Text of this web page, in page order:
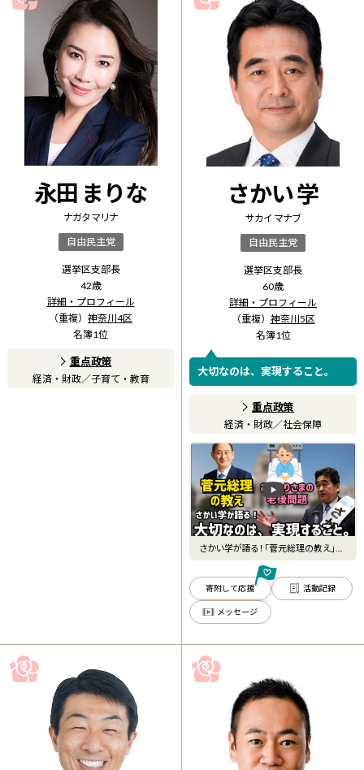
永田 まりな
ナガタ マリナ
自由民主党
選挙区支部長
42歳
詳細・プロフィール
（重複） 神奈川4区
名簿1位
重点政策
経済・財政／子育て・教育
さかい 学
サカイ マナブ
自由民主党
選挙区支部長
60歳
詳細・プロフィール
（重複） 神奈川5区
名簿1位
大切なのは、実現すること。
重点政策
経済・財政／社会保障
さかい学が語る！「菅元総理の教え」
「おひとり様問題」大切なの
寄附して応援 活動記録
メッセージ